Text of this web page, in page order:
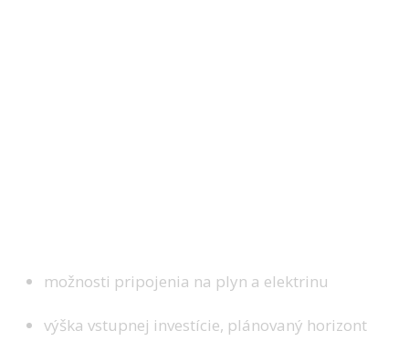
možnosti pripojenia na plyn a elektrinu
výška vstupnej investície, plánovaný horizont